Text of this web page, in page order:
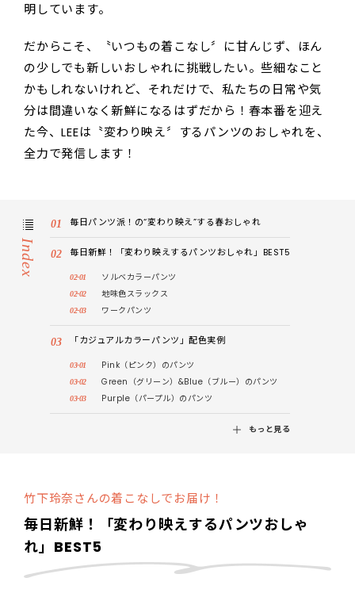
明しています。
だからこそ、〝いつもの着こなし〞に甘んじず、ほん
の少しでも新しいおしゃれに挑戦したい。些細なこと
かもしれないけれど、それだけで、私たちの日常や気
分は間違いなく新鮮になるはずだから！春本番を迎え
た今、LEEは〝変わり映え〞するパンツのおしゃれを、
全力で発信します！
Index
毎日パンツ派！の“変わり映え”する春おしゃれ
毎日新鮮！「変わり映えするパンツおしゃれ」BEST5
ソルベカラーパンツ
地味色スラックス
ワークパンツ
「カジュアルカラーパンツ」配色実例
Pink（ピンク）のパンツ
Green（グリーン）&Blue（ブルー）のパンツ
Purple（パープル）のパンツ
もっと見る
竹下玲奈さんの着こなしでお届け！
毎日新鮮！「変わり映えするパンツおしゃ
れ」BEST5